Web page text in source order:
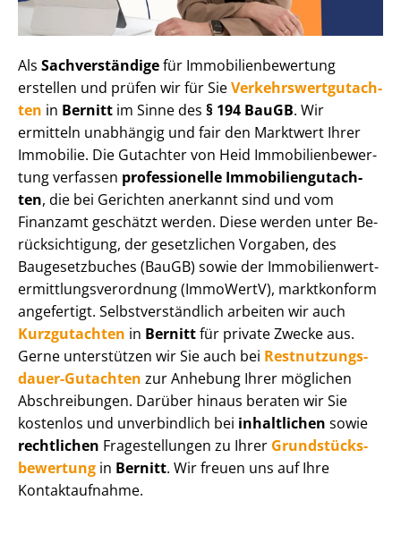
Als Sachverständigefür Im­mo­bi­li­en­be­wer­tung
erstellen und prüfen wir für SieVer­kehrs­wert­gut­ach­
ten in Bernitt im Sinne des § 194 BauGB. Wir
ermitteln unabhängig und fair den Marktwert Ihrer
Immobilie. Die Gutachter von Heid Im­mo­bi­li­en­be­wer­
tung verfassen professionelle Im­mo­bi­li­en­gut­ach­
ten, die bei Gerichten anerkannt sind und vom
Finanzamt geschätzt werden. Diese werden unter Be­
rück­sich­ti­gung, der gesetzlichen Vorgaben, des
Baugesetzbuches (BauGB) sowie der Im­mo­bi­li­en­wert­
ermitt­lungs­ver­ord­nung (ImmoWertV), marktkonform
angefertigt. Selbst­ver­ständ­lich arbeiten wir auch
Kurzgutachten in Bernittfür private Zwecke aus.
Gerne unterstützen wir Sie auch bei Rest­nut­zungs­
dau­er-Gutachten zur Anhebung Ihrer möglichen
Abschreibungen. Darüber hinaus beraten wir Sie
kostenlos und unverbindlich bei inhaltlichen sowie
rechtlichen Fragestellungen zu Ihrer Grund­stücks­
be­wer­tung in Bernitt. Wir freuen uns auf Ihre
Kontaktaufnahme.